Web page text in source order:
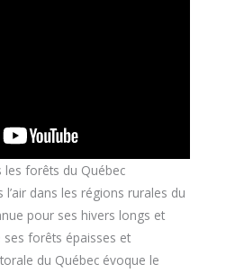
forêts du Québec
dans les régions rurales du
pour ses hivers longs et
forêts épaisses et
du Québec évoque le